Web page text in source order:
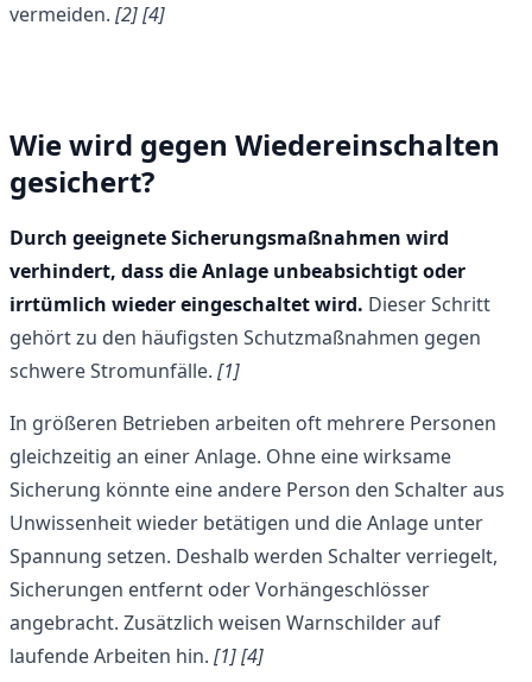
vermeiden. [2][4]
Wie wird gegen Wiedereinschalten
gesichert?
Durch geeignete Sicherungsmaßnahmen wird
verhindert, dass die Anlage unbeabsichtigt oder
irrtümlich wieder eingeschaltet wird. Dieser Schritt
gehört zu den häufigsten Schutzmaßnahmen gegen
schwere Stromunfälle. [1]
In größeren Betrieben arbeiten oft mehrere Personen
gleichzeitig an einer Anlage. Ohne eine wirksame
Sicherung könnte eine andere Person den Schalter aus
Unwissenheit wieder betätigen und die Anlage unter
Spannung setzen. Deshalb werden Schalter verriegelt,
Sicherungen entfernt oder Vorhängeschlösser
angebracht. Zusätzlich weisen Warnschilder auf
laufende Arbeiten hin. [1][4]